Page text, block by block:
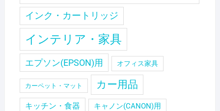
インク・カートリッジ
インテリア・家具
エプソン(EPSON)用 オフィス家具
カーペット・マット カー用品
キッチン・食器 キャノン(CANON)用